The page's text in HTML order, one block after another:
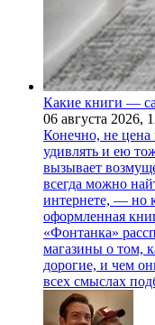
Какие книги —
06 августа 2026,
Конечно, не
удивлять и ею
вызывает
всегда можно
интернете, — но
оформленная
«Фонтанка»
магазины о том,
дорогие, и чем
всех смыслах